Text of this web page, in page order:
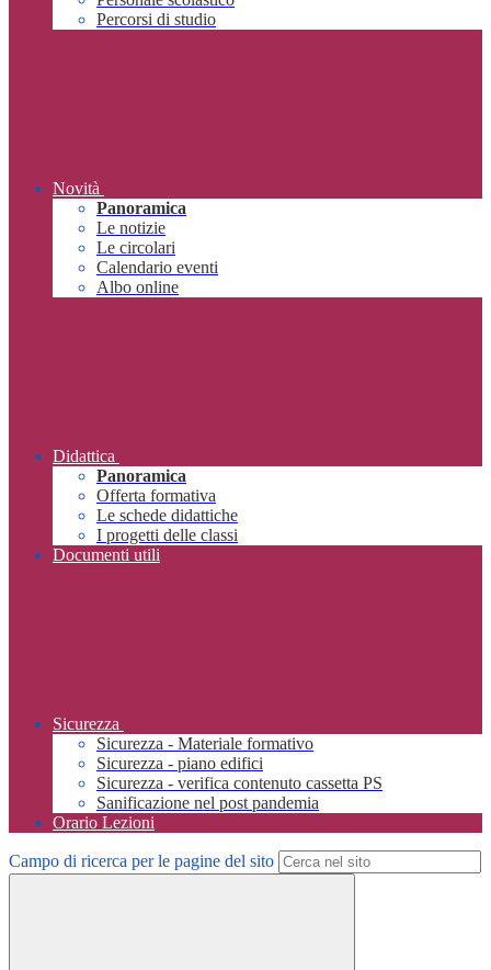
Percorsi di studio
Novità
Panoramica
Le notizie
Le circolari
Calendario eventi
Albo online
Didattica
Panoramica
Offerta formativa
Le schede didattiche
I progetti delle classi
Documenti utili
Sicurezza
Sicurezza - Materiale formativo
Sicurezza - piano edifici
Sicurezza - verifica contenuto cassetta PS
Sanificazione nel post pandemia
Orario Lezioni
Campo di ricerca per le pagine del sito